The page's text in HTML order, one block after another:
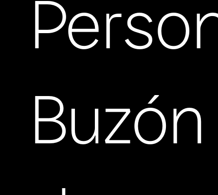
Buzón